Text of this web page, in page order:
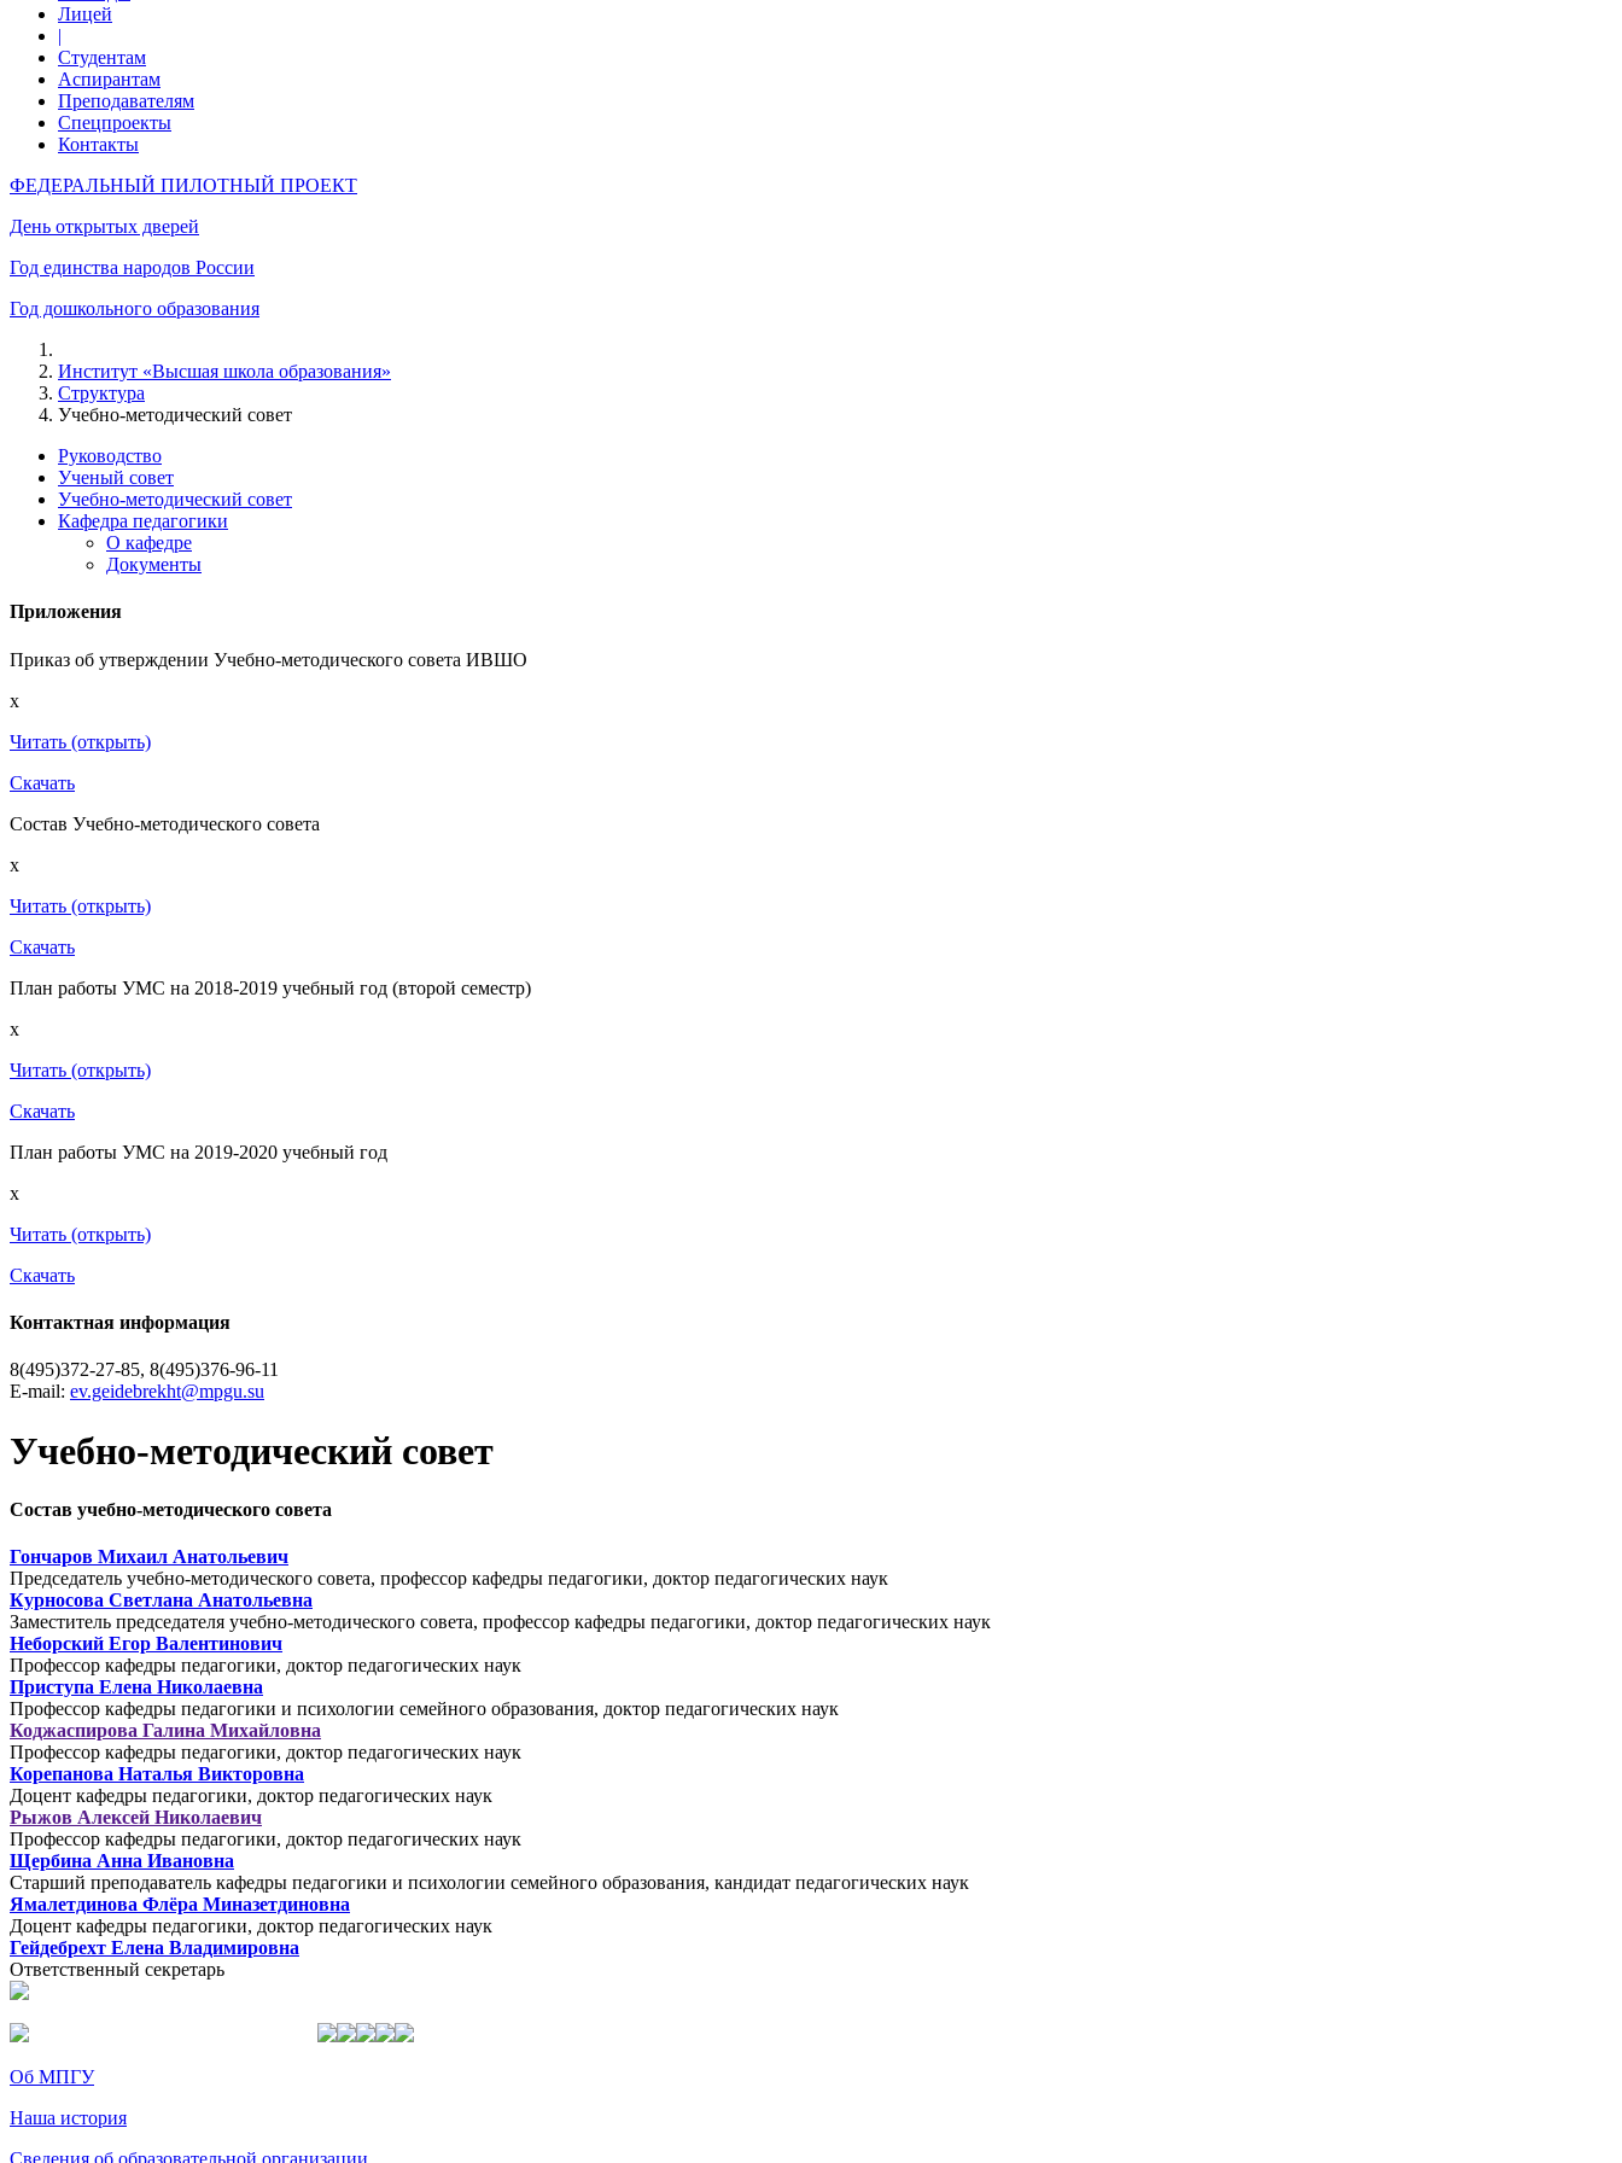
Лицей
|
Студентам
Аспирантам
Преподавателям
Спецпроекты
Контакты
ФЕДЕРАЛЬНЫЙ ПИЛОТНЫЙ ПРОЕКТ
День открытых дверей
Год единства народов России
Год дошкольного образования
Институт «Высшая школа образования»
Структура
Учебно-методический совет
Руководство
Ученый совет
Учебно-методический совет
Кафедра педагогики
О кафедре
Документы
Приложения
Приказ об утверждении Учебно-методического совета ИВШО
x
Читать (открыть)
Скачать
Состав Учебно-методического совета
x
Читать (открыть)
Скачать
План работы УМС на 2018-2019 учебный год (второй семестр)
x
Читать (открыть)
Скачать
План работы УМС на 2019-2020 учебный год
x
Читать (открыть)
Скачать
Контактная информация
8(495)372-27-85, 8(495)376-96-11
E-mail: ev.geidebrekht@mpgu.su
Учебно-методический совет
Состав учебно-методического совета
Гончаров Михаил Анатольевич
Председатель учебно-методического совета, профессор кафедры педагогики, доктор педагогических наук
Курносова Светлана Анатольевна
Заместитель председателя учебно-методического совета, профессор кафедры педагогики, доктор педагогических наук
Неборский Егор Валентинович
Профессор кафедры педагогики, доктор педагогических наук
Приступа Елена Николаевна
Профессор кафедры педагогики и психологии семейного образования, доктор педагогических наук
Коджаспирова Галина Михайловна
Профессор кафедры педагогики, доктор педагогических наук
Корепанова Наталья Викторовна
Доцент кафедры педагогики, доктор педагогических наук
Рыжов Алексей Николаевич
Профессор кафедры педагогики, доктор педагогических наук
Щербина Анна Ивановна
Старший преподаватель кафедры педагогики и психологии семейного образования, кандидат педагогических наук
Ямалетдинова Флёра Миназетдиновна
Доцент кафедры педагогики, доктор педагогических наук
Гейдебрехт Елена Владимировна
Ответственный секретарь
Об МПГУ
Наша история